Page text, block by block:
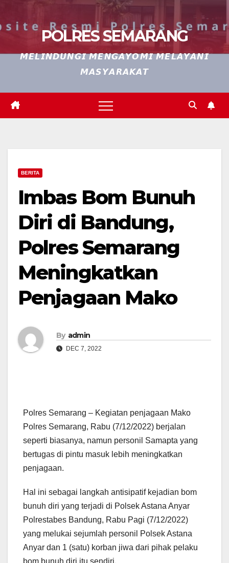
POLRES SEMARANG
𝙈𝙀𝙇𝙄𝙉𝘿𝙐𝙉𝙂𝙄 𝙈𝙀𝙉𝙂𝘼𝙔𝙊𝙈𝙄 𝙈𝙀𝙇𝘼𝙔𝘼𝙉𝙄
𝙈𝘼𝙎𝙔𝘼𝙍𝘼𝙆𝘼𝙏
BERITA
Imbas Bom Bunuh
Diri di Bandung,
Polres Semarang
Meningkatkan
Penjagaan Mako
By admin
DEC 7, 2022
Polres Semarang – Kegiatan penjagaan Mako
Polres Semarang, Rabu (7/12/2022) berjalan
seperti biasanya, namun personil Samapta yang
bertugas di pintu masuk lebih meningkatkan
penjagaan.
Hal ini sebagai langkah antisipatif kejadian bom
bunuh diri yang terjadi di Polsek Astana Anyar
Polrestabes Bandung, Rabu Pagi (7/12/2022)
yang melukai sejumlah personil Polsek Astana
Anyar dan 1 (satu) korban jiwa dari pihak pelaku